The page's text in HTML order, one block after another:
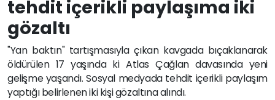
tehdit içerikli paylaşıma iki
gözaltı
"Yan baktın" tartışmasıyla çıkan kavgada bıçaklanarak
öldürülen 17 yaşında ki Atlas Çağlan davasında yeni
gelişme yaşandı. Sosyal medyada tehdit içerikli paylaşım
yaptığı belirlenen iki kişi gözaltına alındı.